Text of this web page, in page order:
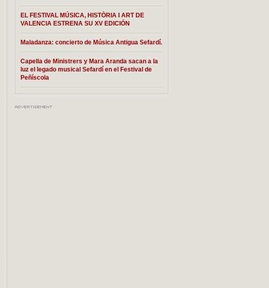
EL FESTIVAL MÚSICA, HISTÒRIA I ART DE
VALENCIA ESTRENA SU XV EDICIÓN
Maladanza: concierto de Música Antigua Sefardí.
Capella de Ministrers y Mara Aranda sacan a la
luz el legado musical Sefardí en el Festival de
Peñíscola